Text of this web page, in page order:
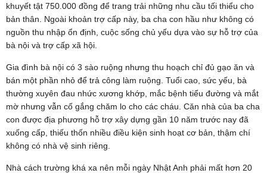
khuyết tật 750.000 đồng để trang trải những nhu cầu tối thiểu cho
bản thân. Ngoài khoản trợ cấp này, ba cha con hầu như không có
nguồn thu nhập ổn định, cuộc sống chủ yếu dựa vào sự hỗ trợ của
bà nội và trợ cấp xã hội.
Gia đình bà nội có 3 sào ruộng nhưng thu hoạch chỉ đủ gạo ăn và
bán một phần nhỏ để trả công làm ruộng. Tuổi cao, sức yếu, bà
thường xuyên đau nhức xương khớp, mắc bệnh tiểu đường và mắt
mờ nhưng vẫn cố gắng chăm lo cho các cháu. Căn nhà của ba cha
con được địa phương hỗ trợ xây dựng gần 10 năm trước nay đã
xuống cấp, thiếu thốn nhiều điều kiện sinh hoạt cơ bản, thậm chí
không có nhà vệ sinh riêng.
Nhà cách trường khá xa nên mỗi ngày Nhật Anh phải mất hơn 20